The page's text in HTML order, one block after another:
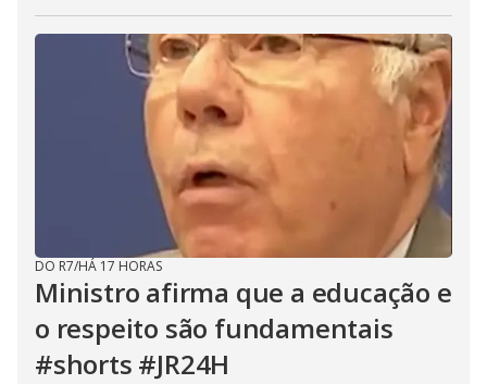
DO R7/HÁ 17 HORAS
Ministro afirma que a educação e
o respeito são fundamentais
#shorts #JR24H